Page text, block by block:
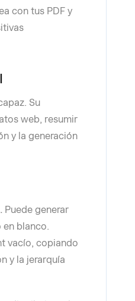
con tus PDF y
Su
web, resumir
y la generación
Puede generar
blanco.
vacío, copiando
y la jerarquía